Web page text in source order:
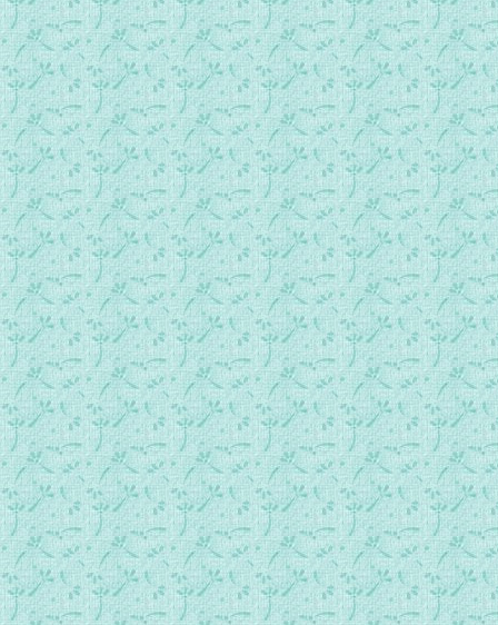
卷1-85 世俗的愚昧.mp3
卷1-86 不必要的好奇心.mp3
卷1-87 眼睛的好奇.mp3
卷1-88 对他人的好奇心.mp3
卷1-89 对已得救的好奇心.mp3
卷1-90 好奇心和好动.mp3
卷1-91 依赖人力的徒劳.mp3
卷1-92 毁谤与成见.mp3
卷1-93 人世的友谊.mp3
卷1-94 同圣人们友好.mp3
卷1-95 虔敬童贞圣母.mp3
卷1-96 明哲的爱.mp3
卷1-97 人的内在的敌人.mp3
卷1-98 依恋.mp3
卷1-99 互相冲突的情感.mp3
卷1-100 征服自己.mp3